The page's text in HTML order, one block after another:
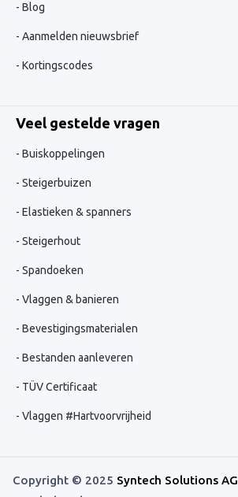
Blog
Aanmelden nieuwsbrief
Kortingscodes
Veel gestelde vragen
Buiskoppelingen
Steigerbuizen
Elastieken & spanners
Steigerhout
Spandoeken
Vlaggen & banieren
Bevestigingsmaterialen
Bestanden aanleveren
TÜV Certificaat
Vlaggen #Hartvoorvrijheid
Copyright © 2025 Syntech Solutions AG